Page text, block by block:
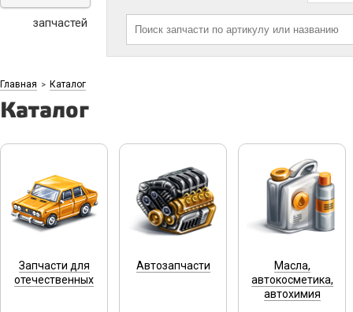
запчастей
Главная > Каталог
Каталог
Запчасти для
отечественных
Автозапчасти
Масла,
автокосметика,
автохимия